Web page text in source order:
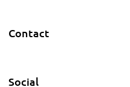
Contact
Social